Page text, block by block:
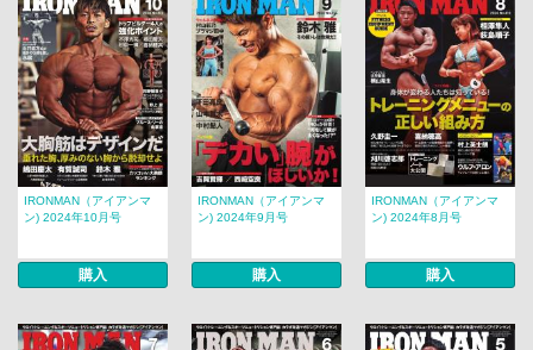
IRONMAN（アイアンマ
ン) 2024年10月号
購入
IRONMAN（アイアンマ
ン) 2024年9月号
購入
IRONMAN（アイアンマ
ン) 2024年8月号
購入